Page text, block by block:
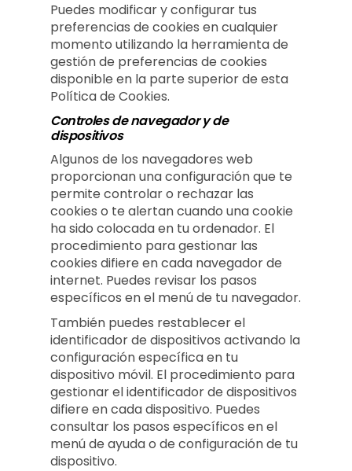
Puedes modificar y configurar tus
preferencias de cookies en cualquier
momento utilizando la herramienta de
gestión de preferencias de cookies
disponible en la parte superior de esta
Política de Cookies.
Controles de navegador y de
dispositivos
Algunos de los navegadores web
proporcionan una configuración que te
permite controlar o rechazar las
cookies o te alertan cuando una cookie
ha sido colocada en tu ordenador. El
procedimiento para gestionar las
cookies difiere en cada navegador de
internet. Puedes revisar los pasos
específicos en el menú de tu navegador.
También puedes restablecer el
identificador de dispositivos activando la
configuración específica en tu
dispositivo móvil. El procedimiento para
gestionar el identificador de dispositivos
difiere en cada dispositivo. Puedes
consultar los pasos específicos en el
menú de ayuda o de configuración de tu
dispositivo.